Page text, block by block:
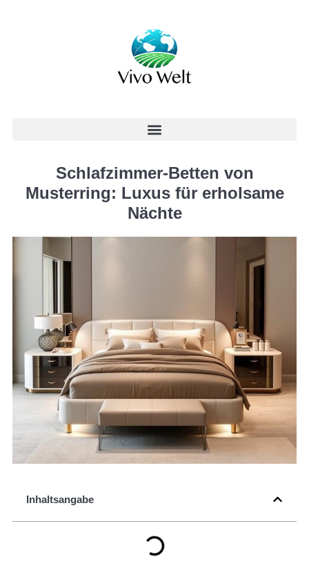
Schlafzimmer-Betten von
Musterring: Luxus für erholsame
Nächte
Inhaltsangabe